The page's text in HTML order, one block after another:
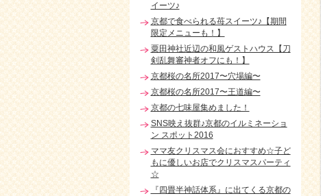
イーツ♪
京都で食べられる苺スイーツ♪【期間
限定メニューも！】
粟田神社近辺の和風ゲストハウス【刀
剣乱舞審神者オフにも！】
京都桜の名所2017〜穴場編〜
京都桜の名所2017〜王道編〜
京都の七味屋集めました！
SNS映え抜群♪京都のイルミネーショ
ン スポット2016
ママ友クリスマス会におすすめ☆子ど
もに優しいお店でクリスマスパーティ
☆
『四畳半神話体系』に出てくる京都の